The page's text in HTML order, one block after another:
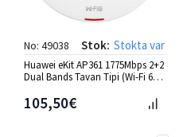
No: 49038 Stok: Stokta var
Huawei eKit AP361 1775Mbps 2+2
Dual Bands Tavan Tipi (Wi-Fi 6)
105,50€